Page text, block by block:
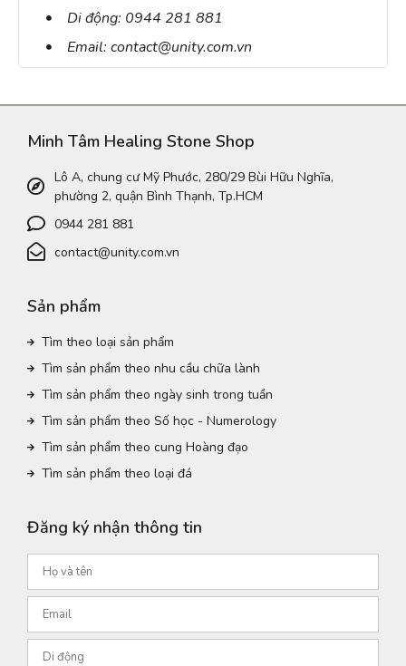
Di động: 0944 281 881
Email: contact@unity.com.vn
Minh Tâm Healing Stone Shop
Lô A, chung cư Mỹ Phước, 280/29 Bùi Hữu Nghĩa,
phường 2, quận Bình Thạnh, Tp.HCM
0944 281 881
contact@unity.com.vn
Sản phẩm
Tìm theo loại sản phẩm
Tìm sản phẩm theo nhu cầu chữa lành
Tìm sản phẩm theo ngày sinh trong tuần
Tìm sản phẩm theo Số học - Numerology
Tìm sản phẩm theo cung Hoàng đạo
Tìm sản phẩm theo loại đá
Đăng ký nhận thông tin